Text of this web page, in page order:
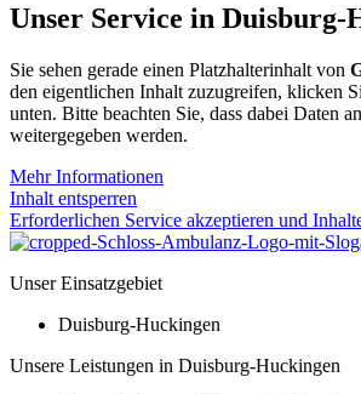
Unser Service in Duisburg-
Sie sehen gerade einen Platzhalterinhalt von
den eigentlichen Inhalt zuzugreifen, klicken
unten. Bitte beachten Sie, dass dabei Daten
weitergegeben werden.
Mehr Informationen
Inhalt entsperren
Erforderlichen Service akzeptieren und
Unser Einsatzgebiet
Duisburg-Huckingen
Unsere Leistungen in Duisburg-Huckingen